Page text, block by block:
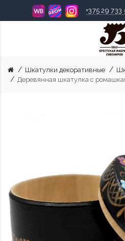
+375 29 733
Шкатулки декоративные
Деревянная шкатулка c